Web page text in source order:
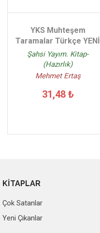
YKS Muhteşem
Taramalar Türkçe YENİ
Şahsi Yayım. Kitap-
(Hazırlık)
Mehmet Ertaş
31,48 ₺
KİTAPLAR
Çok Satanlar
Yeni Çıkanlar